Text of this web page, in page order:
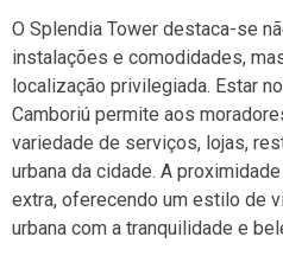
O Splendia Tower destaca-se
instalações e comodidades,
localização privilegiada. Estar
Camboriú permite aos
variedade de serviços, lojas,
urbana da cidade. A
extra, oferecendo um estilo de
urbana com a tranquilidade e